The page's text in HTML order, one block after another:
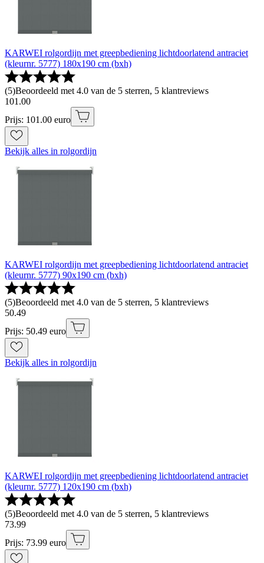
KARWEI rolgordijn met greepbediening lichtdoorlatend antraciet
(kleurnr. 5777) 180x190 cm (bxh)
(5)Beoordeeld met 4.0 van de 5 sterren, 5 klantreviews
101.00
Prijs: 101.00 euro
Bekijk alles in rolgordijn
KARWEI rolgordijn met greepbediening lichtdoorlatend antraciet
(kleurnr. 5777) 90x190 cm (bxh)
(5)Beoordeeld met 4.0 van de 5 sterren, 5 klantreviews
50.49
Prijs: 50.49 euro
Bekijk alles in rolgordijn
KARWEI rolgordijn met greepbediening lichtdoorlatend antraciet
(kleurnr. 5777) 120x190 cm (bxh)
(5)Beoordeeld met 4.0 van de 5 sterren, 5 klantreviews
73.99
Prijs: 73.99 euro